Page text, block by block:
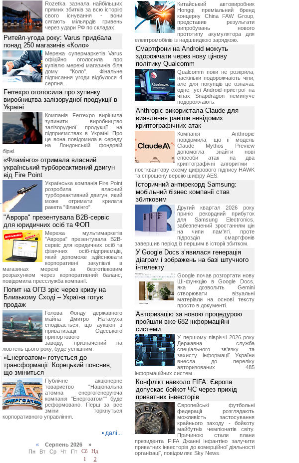
Rozetka зазнала найбільших
прямих збитків за всю історію
свого існування - вони
сягають мільярдів гривень
через удари РФ по складах.
Ритейл-угода року: Varus придбала
понад 250 магазинів «Коло»
Мережа супермаркетів Varus
офіційно оголосила про
купівлю мережі магазинів біля
дому "Коло". Фінальне
підписання угоди відбулося 4
серпня.
Ferrexpo оголосила про зупинку
виробництва залізорудної продукції в
Україні
Компанія Ferrexpo вирішила
зупинити виробництво
залізорудної продукції на
підприємствах в Україні. Про
це вона повідомила в середу
на Лондонській фондовій
біржі.
«Фламінго» отримала власний
український турбореактивний двигун
від Fire Point
Українська компанія Fire Point
розробила власний
турбореактивний двигун, який
може отримати крилата
ракета "Фламінго".
"Аврора" презентувала B2B-сервіс
для юридичних осіб та ФОП
Мережа мультимаркетів
"Аврора" презентувала B2B-
сервіс для юридичних осіб та
фізичних осіб-підприємців,
який допоможе здійснювати
корпоративні закупівлі в
магазинах мережі за безготівковим
розрахунком через корпоративний баланс,
повідомила пресслужба компанії.
Попит на ОПЗ зріс через кризу на
Близькому Сході – Україна готує
продаж
Голова Фонду державного
майна Дмитро Наталуха
сподівається, що аукціон з
приватизації Одеського
припортового
заводу, призначений на
жовтень цього року, буде успішним.
«Енергоатом» готується до
трансформації: Корецький пояснив,
що зміниться
Публічне акціонерне
товариство "Національна
атомна енергогенеруюча
компанія "Енергоатом"" буде
реформовано. Перш за все
зміни торкнуться
корпоративного управління.
• далі...
«Серпень 2026 »
Пн
Вт Ср Чт Пт Сб
Нд
1
2
Китайський автовиробник
Hongqi, преміальний бренд
концерну China FAW Group,
представив результати
випробувань нового
прототипу акумулятора для
електромобілів із надшвидкою зарядкою.
Смартфони на Android можуть
здорожчати через нову цінову
політику Qualcomm
Qualcomm поки не розкрила,
наскільки подорожчають чіпи,
але для покупців це означає
одне: усі Android-пристрої на
чіпах Snapdragon неминуче
подорожчають.
Anthropic використала Claude для
виявлення раніше невідомих
криптографічних атак
Компанія Anthropic
повідомила, що її модель
Claude Mythos Preview
допомогла знайти нові
способи атак на два
криптографічні алгоритми -
постквантову схему цифрового підпису HAWK
та спрощену версію шифру AES.
Історичний антирекорд Samsung:
мобільний бізнес компанії став
збитковим
Другий квартал 2026 року
приніс рекордний прибуток
для Samsung Electronics,
забезпечений зростанням цін
на чипи пам'яті, проте
підрозділ смартфонів
завершив період із першим в історії збитком.
У Google Docs з’явилася генерація
діаграм і зображень на базі штучного
інтелекту
Google почав розгортати нову
ШІ-функцію в Google Docs,
яка дозволить Gemini
створювати візуальні
матеріали на основі тексту
просто в документі.
Авторизацію за новою процедурою
пройшли вже 682 інформаційні
системи
У першому півріччі 2026 року
Державна служба
спеціального зв'язку та
захисту інформації України
внесла до переліку
авторизованих 485
інформаційних систем.
Конфлікт навколо FIFA: Європа
допускає бойкот ЧС через прихід
приватних інвесторів
Європейські футбольні
федерації розглядають
можливість застосування
крайнього заходу - бойкоту
майбутніх чемпіонатів світу.
Причиною стали плани
президента FIFA Джанні Інфантіно залучити
приватних інвесторів до комерційної діяльності
організації, повідомляє Sky News.